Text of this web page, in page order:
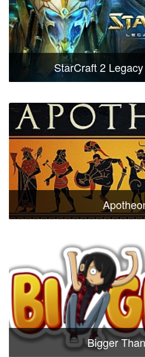
StarCraft 2
Bigger